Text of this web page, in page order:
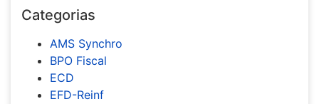
Categorias
AMS Synchro
BPO Fiscal
ECD
EFD-Reinf